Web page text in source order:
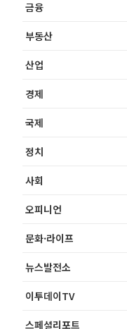
금융
부동산
산업
경제
국제
정치
사회
오피니언
문화·라이프
뉴스발전소
이투데이TV
스페셜리포트